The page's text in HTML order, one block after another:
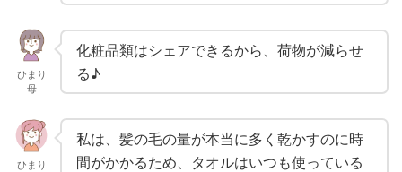
ひまり
母
化粧品類はシェアできるから、荷物が減らせ
る♪
ひまり
私は、髪の毛の量が本当に多く乾かすのに時
間がかかるため、タオルはいつも使っている